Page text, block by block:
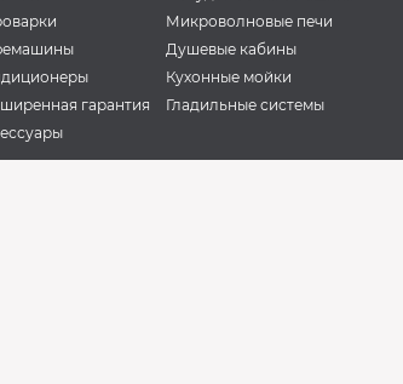
Микроволновые печи
Душевые кабины
Кухонные мойки
гарантия
Гладильные системы